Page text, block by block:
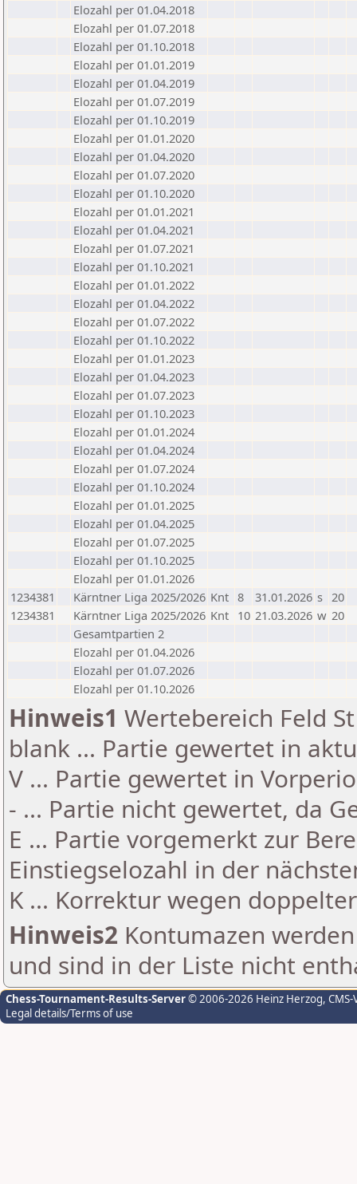
Elozahl per 01.04.2018
Elozahl per 01.07.2018
Elozahl per 01.10.2018
Elozahl per 01.01.2019
Elozahl per 01.04.2019
Elozahl per 01.07.2019
Elozahl per 01.10.2019
Elozahl per 01.01.2020
Elozahl per 01.04.2020
Elozahl per 01.07.2020
Elozahl per 01.10.2020
Elozahl per 01.01.2021
Elozahl per 01.04.2021
Elozahl per 01.07.2021
Elozahl per 01.10.2021
Elozahl per 01.01.2022
Elozahl per 01.04.2022
Elozahl per 01.07.2022
Elozahl per 01.10.2022
Elozahl per 01.01.2023
Elozahl per 01.04.2023
Elozahl per 01.07.2023
Elozahl per 01.10.2023
Elozahl per 01.01.2024
Elozahl per 01.04.2024
Elozahl per 01.07.2024
Elozahl per 01.10.2024
Elozahl per 01.01.2025
Elozahl per 01.04.2025
Elozahl per 01.07.2025
Elozahl per 01.10.2025
Elozahl per 01.01.2026
1234381
Kärntner Liga 2025/2026 Knt 8 31.01.2026 s 20
1234381
Kärntner Liga 2025/2026 Knt 10 21.03.2026 w 20
Gesamtpartien 2
Elozahl per 01.04.2026
Elozahl per 01.07.2026
Elozahl per 01.10.2026
Hinweis1 Wertebereich Feld
blank ... Partie gewertet in
V ... Partie gewertet in
- ... Partie nicht gewertet, da
E ... Partie vorgemerkt zur
Einstiegselozahl in der
K ... Korrektur wegen
Hinweis2 Kontumazen
und sind in der Liste nicht
Chess-Tournament-Results-Server© 2006-2026 Heinz Herzog,
Legal details/Terms of use